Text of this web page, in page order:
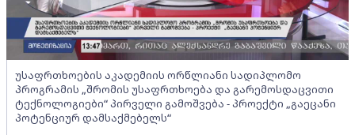
უსაფრთხოების აკადემიის ორწლიანი სადიპლომო
პროგრამის „შრომის უსაფრთხოება და გარემოსდაცვითი
ტექნოლოგიები“ პირველი გამოშვება - პროექტი „გაეცანი
პოტენციურ დამსაქმებელს“